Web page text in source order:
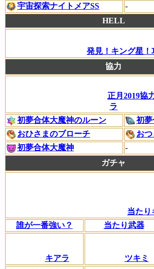
宇宙探索ナイトメアSS
-
HELL
発見！キング星！
協力
正月2019協
ラ
初夢合体大魔神のルーン
初
おひさまのブローチ
お
初夢合体大魔神
-
ガチャ
当たり
誰が一番強い？
当たり武器
キアラ ツキミ